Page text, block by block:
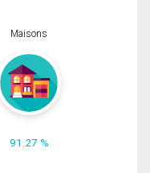
Maisons
91.27 %